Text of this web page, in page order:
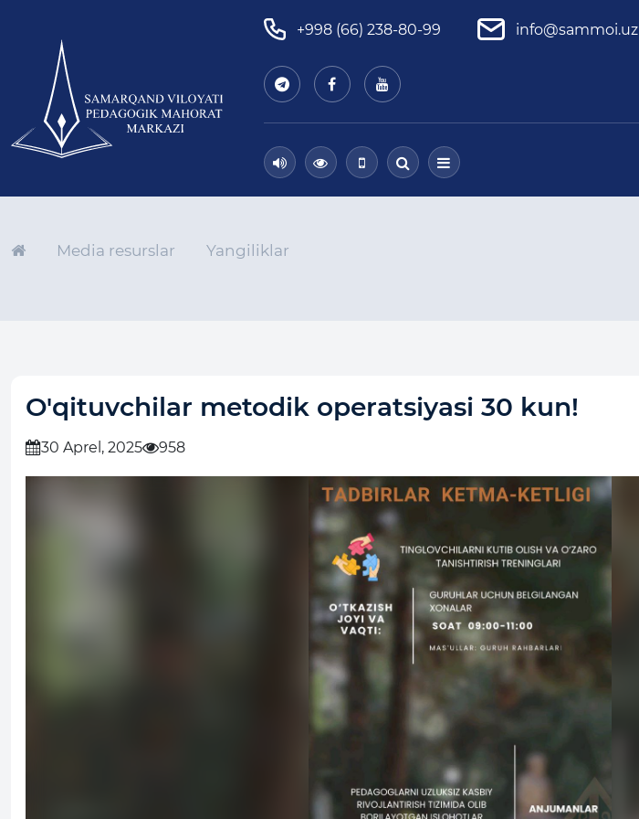
+998 (66) 238-80-99 info@sammoi.uz
Media resurslar Yangiliklar
O'qituvchilar metodik operatsiyasi 30 kun!
30 Aprel, 2025 958